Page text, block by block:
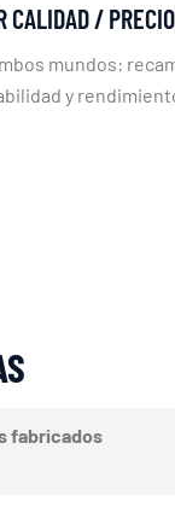
CALIDAD / PRECIO
mundos:
y
fabricados